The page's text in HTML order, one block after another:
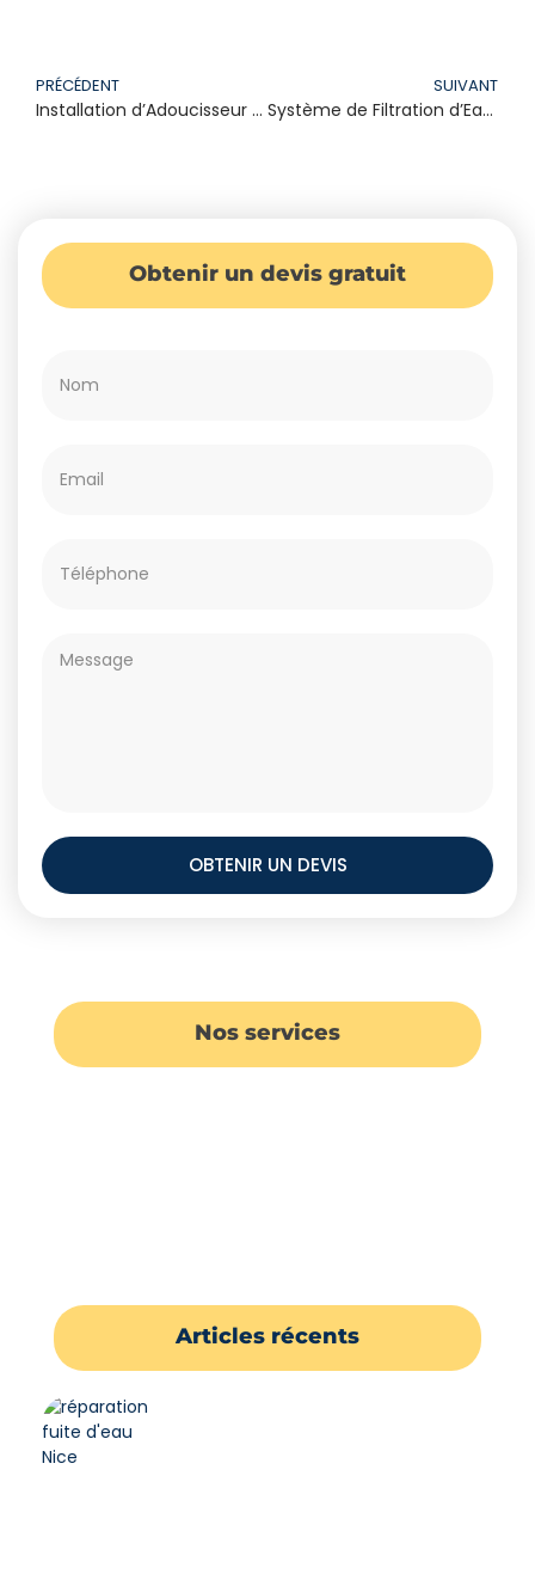
PRÉCÉDENT
Installation d’Adoucisseur d’Eau à Nice: Guide Complet – Adsplomberie
SUIVANT
Système de Filtration d’Eau à Nice: Installation et Avantages – Adsplomberie
Obtenir un devis gratuit
OBTENIR UN DEVIS
Nos services
Articles récents